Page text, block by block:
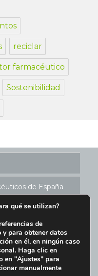
reciclar
farmacéutico
Sostenibilidad
de España
del Sitio Web
qué se utilizan?
de
para obtener datos
en él, en ningún caso
Haga clic en
en "Ajustes" para
manualmente